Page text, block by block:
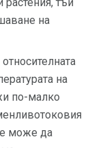
на
относителната
на
по-малко
може да